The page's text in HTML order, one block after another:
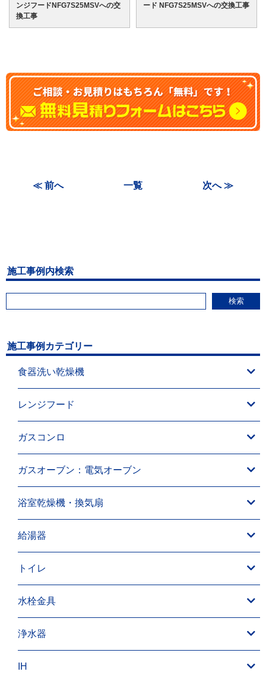
ンジフードNFG7S25MSVへの交
換工事
ード NFG7S25MSVへの交換工事
≪ 前へ 一覧 次へ ≫
施工事例内検索
検索
施工事例カテゴリー
食器洗い乾燥機
レンジフード
ガスコンロ
ガスオーブン：電気オーブン
浴室乾燥機・換気扇
給湯器
トイレ
水栓金具
浄水器
IH